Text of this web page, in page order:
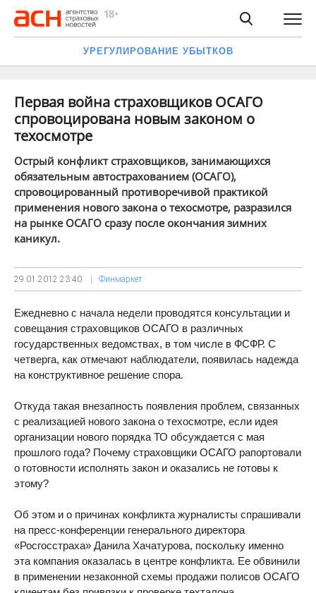
УРЕГУЛИРОВАНИЕ УБЫТКОВ
Первая война страховщиков ОСАГО
спровоцирована новым законом о
техосмотре
Острый конфликт страховщиков, занимающихся
обязательным автострахованием (ОСАГО),
спровоцированный противоречивой практикой
применения нового закона о техосмотре, разразился
на рынке ОСАГО сразу после окончания зимних
каникул.
29.01.2012 23:40 Финмаркет
Ежедневно с начала недели проводятся консультации и
совещания страховщиков ОСАГО в различных
государственных ведомствах, в том числе в ФСФР. С
четверга, как отмечают наблюдатели, появилась надежда
на конструктивное решение спора.
Откуда такая внезапность появления проблем, связанных
с реализацией нового закона о техосмотре, если идея
организации нового порядка ТО обсуждается с мая
прошлого года? Почему страховщики ОСАГО рапортовали
о готовности исполнять закон и оказались не готовы к
этому?
Об этом и о причинах конфликта журналисты спрашивали
на пресс-конференции генерального директора
«Росгосстраха» Данила Хачатурова, поскольку именно
эта компания оказалась в центре конфликта. Ее обвинили
в применении незаконной схемы продажи полисов ОСАГО